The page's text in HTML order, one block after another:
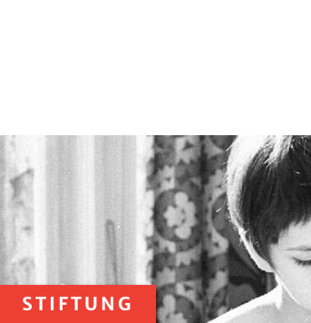
STIFTUNG